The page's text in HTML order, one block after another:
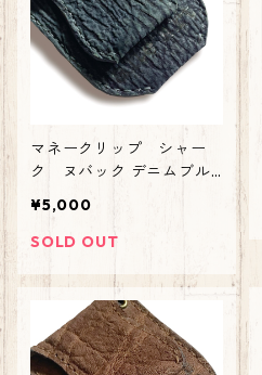
マネークリップ シャー
ク ヌバック デニムブル
¥5,000
SOLD OUT